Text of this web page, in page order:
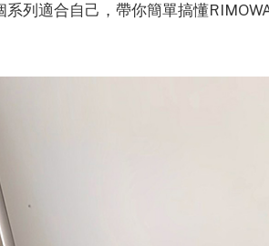
列適合自己，帶你簡單搞懂